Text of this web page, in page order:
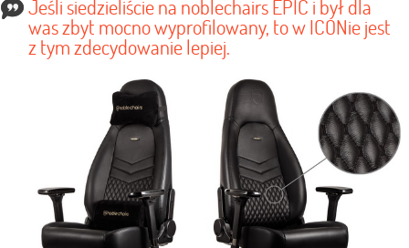
Jeśli siedzieliście na noblechairs EPIC i był dla
was zbyt mocno wyprofilowany, to w ICONie jest
z tym zdecydowanie lepiej.